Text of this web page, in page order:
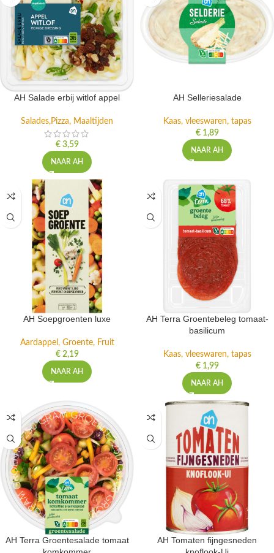
AH Salade erbij witlof appel
Salades,Pizza, Maaltijden
€3,59
NAAR AH
AH Selleriesalade
Kaas, vleeswaren, tapas
€1,89
NAAR AH
AH Soepgroenten luxe
Aardappel, Groente, Fruit
€2,19
NAAR AH
AH Terra Groentebeleg tomaat-
basilicum
Kaas, vleeswaren, tapas
€1,99
NAAR AH
AH Terra Groentesalade tomaat
AH Tomaten fijngesneden